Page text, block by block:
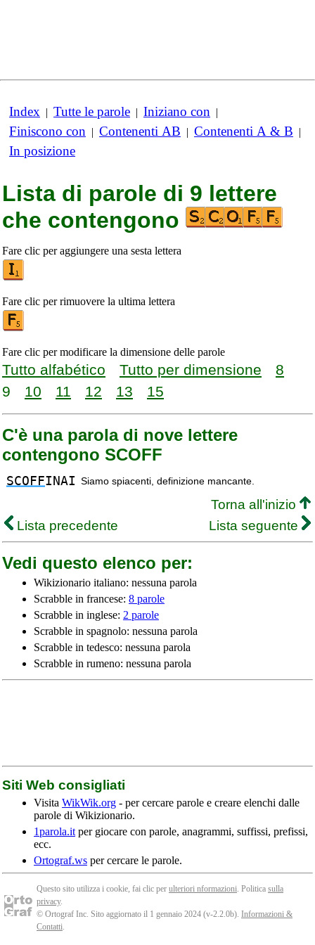
Index | Tutte le parole | Iniziano con |
Finiscono con | Contenenti AB | Contenenti A & B |
In posizione
Lista di parole di 9 lettere
che contengono
Fare clic per aggiungere una sesta lettera
Fare clic per rimuovere la ultima lettera
Fare clic per modificare la dimensione delle parole
Tutto alfabético Tutto per dimensione
8
9
10 11 12 13 15
C'è una parola di nove lettere
contengono SCOFF
SCOFFINAI Siamo spiacenti, definizione mancante.
Torna all'inizio
Lista precedente
Lista seguente
Vedi questo elenco per:
Wikizionario italiano: nessuna parola
Scrabble in francese: 8 parole
Scrabble in inglese: 2 parole
Scrabble in spagnolo: nessuna parola
Scrabble in tedesco: nessuna parola
Scrabble in rumeno: nessuna parola
Siti Web consigliati
Visita WikWik.org - per cercare parole e creare elenchi dalle
parole di Wikizionario.
1parola.it per giocare con parole, anagrammi, suffissi, prefissi,
ecc.
Ortograf.ws per cercare le parole.
Questo sito utilizza i cookie, fai clic per ulteriori nformazioni. Politica sulla
privacy.
© Ortograf Inc. Sito aggiornato il 1 gennaio 2024 (v-2.2.0b). Informazioni &
Contatti.